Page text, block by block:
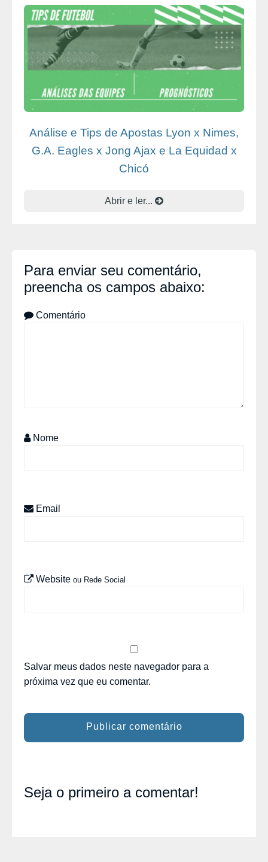
Análise e Tips de Apostas Lyon x Nimes,
G.A. Eagles x Jong Ajax e La Equidad x
Chicó
Abrir e ler...
Para enviar seu comentário,
preencha os campos abaixo:
Comentário
Nome
Email
Website ou Rede Social
Salvar meus dados neste navegador para a
próxima vez que eu comentar.
Seja o primeiro a comentar!